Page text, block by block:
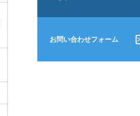
お問い合わせフォーム